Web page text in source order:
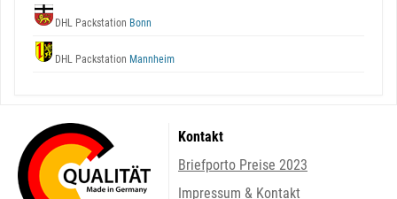
DHL Packstation Bonn
DHL Packstation Mannheim
Kontakt
Briefporto Preise 2023
Impressum & Kontakt